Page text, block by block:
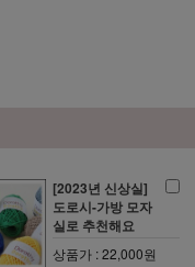
[2023년 신상실]
도로시-가방 모자
실로 추천해요
상품가 : 22,000원